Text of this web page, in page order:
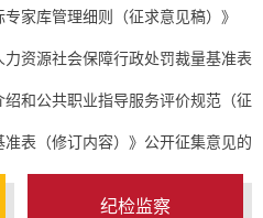
家库管理细则（征求意见稿）》
力资源社会保障行政处罚裁量基准表
绍和公共职业指导服务评价规范（征
表（修订内容）》公开征集意见的
纪检监察